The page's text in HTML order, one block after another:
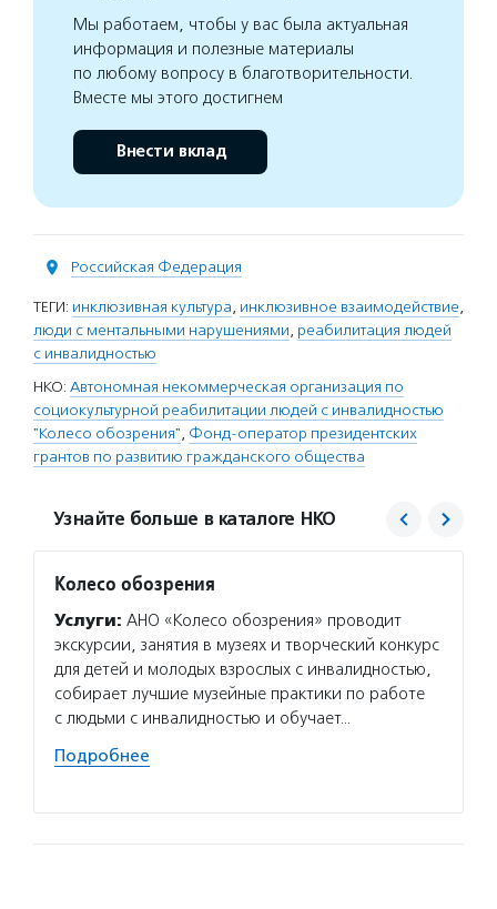
Мы работаем, чтобы у вас была актуальная
информация и полезные материалы
по любому вопросу в благотворительности.
Вместе мы этого достигнем
Внести вклад
Российская Федерация
ТЕГИ: инклюзивная культура, инклюзивное взаимодействие,
люди с ментальными нарушениями, реабилитация людей
с инвалидностью
НКО: Автономная некоммерческая организация по
социокультурной реабилитации людей с инвалидностью
"Колесо обозрения", Фонд-оператор президентских
грантов по развитию гражданского общества
Узнайте больше в каталоге НКО
Колесо обозрения
Услуги: АНО «Колесо обозрения» проводит
экскурсии, занятия в музеях и творческий конкурс
для детей и молодых взрослых с инвалидностью,
собирает лучшие музейные практики по работе
с людьми с инвалидностью и обучает…
Подробнее